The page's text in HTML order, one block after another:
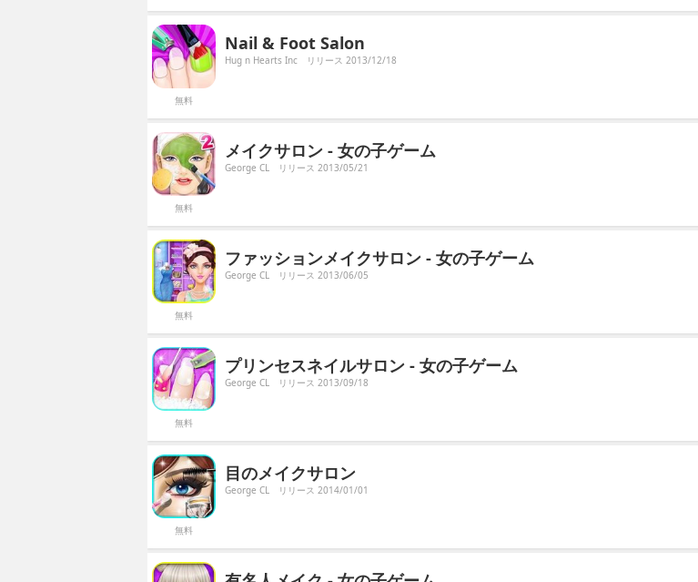
無料
Nail & Foot Salon
Hug n Hearts Inc リリース 2013/12/18
無料
メイクサロン - 女の子ゲーム
George CL リリース 2013/05/21
無料
ファッションメイクサロン - 女の子ゲーム
George CL リリース 2013/06/05
無料
プリンセスネイルサロン - 女の子ゲーム
George CL リリース 2013/09/18
無料
目のメイクサロン
George CL リリース 2014/01/01